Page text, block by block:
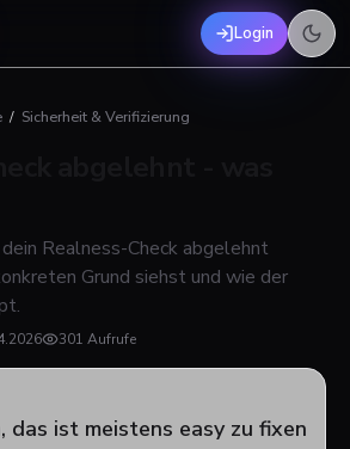
Login
/ Sicherheit & Verifizierung
Realness-Check abgelehnt
Grund siehst und wie der
301 Aufrufe
das ist meistens easy zu fixen